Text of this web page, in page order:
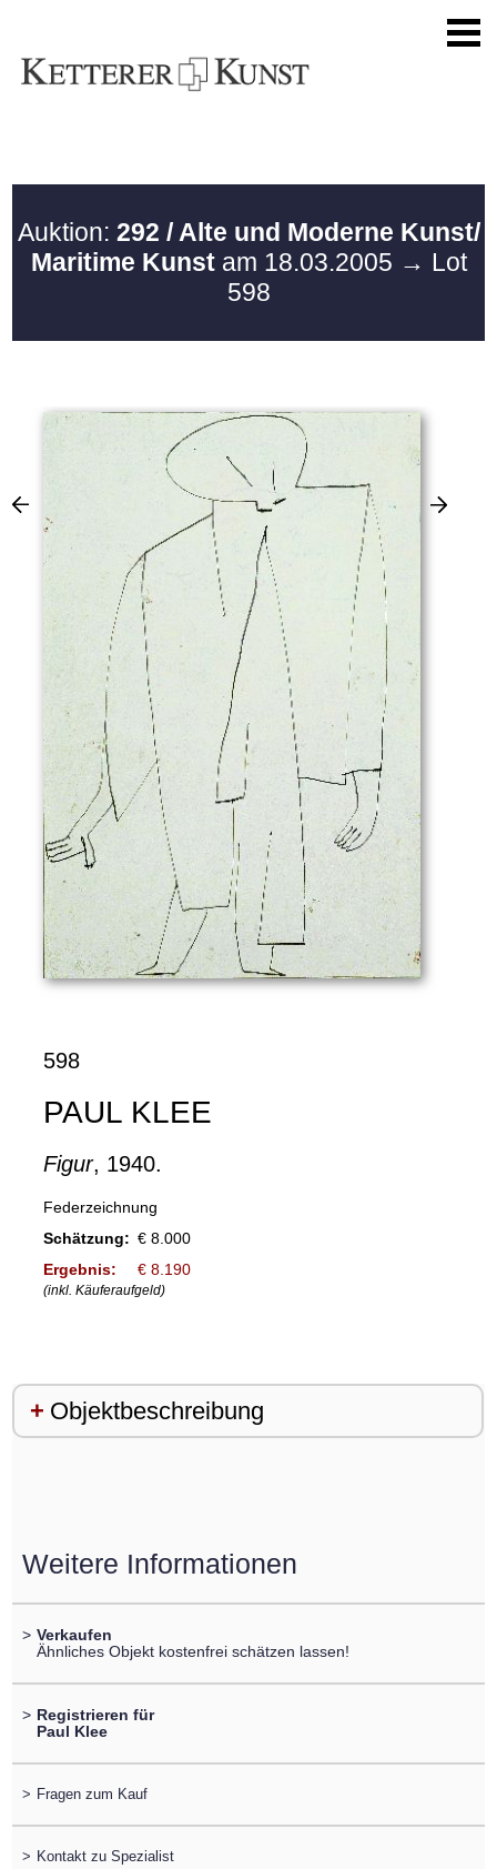
Auktion: 292 / Alte und Moderne Kunst/
Maritime Kunstam 18.03.2005 → Lot
598
598
PAUL KLEE
Figur, 1940.
Federzeichnung
Schätzung: € 8.000
Ergebnis:
€ 8.190
(inkl. Käuferaufgeld)
Objektbeschreibung
Weitere Informationen
> Verkaufen
Ähnliches Objekt kostenfrei schätzen lassen!
> Registrieren für
Paul Klee
> Fragen zum Kauf
> Kontakt zu Spezialist